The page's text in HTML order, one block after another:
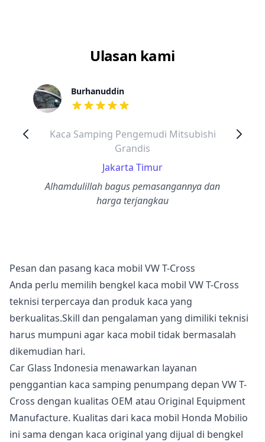
Ulasan kami
Burhanuddin
dari ulasan adalah bintang lima
Kaca Samping Pengemudi Mitsubishi
Grandis
Jakarta Timur
Alhamdulillah bagus pemasangannya dan
harga terjangkau
Pesan dan pasang kaca mobil VW T-Cross
Anda perlu memilih bengkel kaca mobil VW T-Cross
teknisi terpercaya dan produk kaca yang
berkualitas.Skill dan pengalaman yang dimiliki teknisi
harus mumpuni agar kaca mobil tidak bermasalah
dikemudian hari.
Car Glass Indonesia menawarkan layanan
penggantian kaca samping penumpang depan VW T-
Cross dengan kualitas OEM atau Original Equipment
Manufacture. Kualitas dari kaca mobil Honda Mobilio
ini sama dengan kaca original yang dijual di bengkel